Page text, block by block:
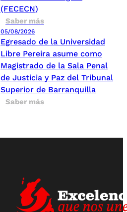
(FECECN)
Saber más
05/08/2026
Egresado de la Universidad
Libre Pereira asume como
Magistrado de la Sala Penal
de Justicia y Paz del Tribunal
Superior de Barranquilla
Saber más